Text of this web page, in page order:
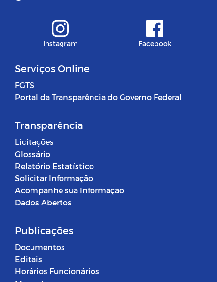
Instagram Facebook
Serviços Online
FGTS
Portal da Transparência do Governo Federal
Transparência
Licitações
Glossário
Relatório Estatístico
Solicitar Informação
Acompanhe sua Informação
Dados Abertos
Publicações
Documentos
Editais
Horários Funcionários